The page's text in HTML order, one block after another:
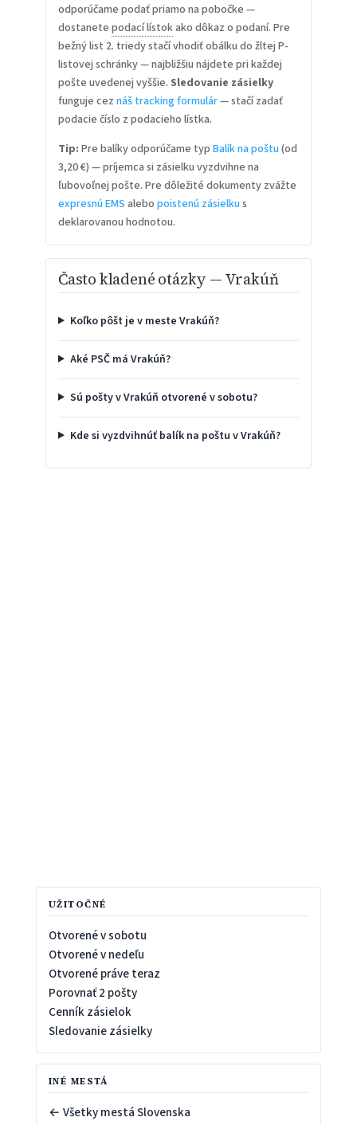
odporúčame podať priamo na pobočke —
dostanete podací lístokako dôkaz o podaní. Pre
bežný list 2. triedy stačí vhodiť obálku do žltej P-
listovej schránky — najbližšiu nájdete pri každej
pošte uvedenej vyššie. Sledovanie zásielky
funguje cez náš tracking formulár— stačí zadať
podacie číslo z podacieho lístka.
Tip: Pre balíky odporúčame typ Balík na poštu (od
3,20 €) — príjemca si zásielku vyzdvihne na
ľubovoľnej pošte. Pre dôležité dokumenty zvážte
expresnú EMS alebo poistenú zásielku s
deklarovanou hodnotou.
Často kladené otázky — Vrakúň
Koľko pôšt je v meste Vrakúň?
Aké PSČ má Vrakúň?
Sú pošty v Vrakúň otvorené v sobotu?
Kde si vyzdvihnúť balík na poštu v Vrakúň?
UŽITOČNÉ
Otvorené v sobotu
Otvorené v nedeľu
Otvorené práve teraz
Porovnať 2 pošty
Cenník zásielok
Sledovanie zásielky
INÉ MESTÁ
← Všetky mestá Slovenska